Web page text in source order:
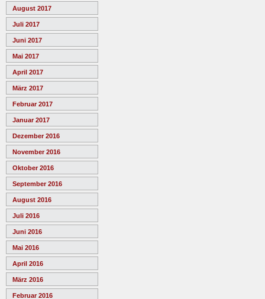
August 2017
Juli 2017
Juni 2017
Mai 2017
April 2017
März 2017
Februar 2017
Januar 2017
Dezember 2016
November 2016
Oktober 2016
September 2016
August 2016
Juli 2016
Juni 2016
Mai 2016
April 2016
März 2016
Februar 2016